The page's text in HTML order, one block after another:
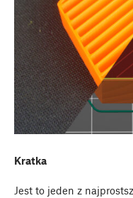
Kratka
Jest to jeden z